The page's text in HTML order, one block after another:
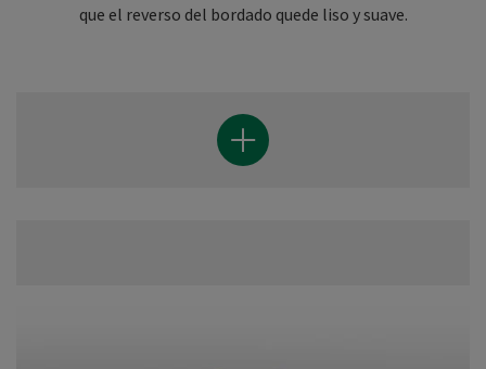
que el reverso del bordado quede liso y suave.